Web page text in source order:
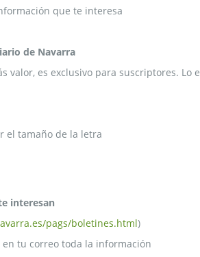
que te interesa
de Navarra
valor, es exclusivo para suscriptores.
el tamaño de la letra
interesan
pags/boletines.html)
tu correo toda la información